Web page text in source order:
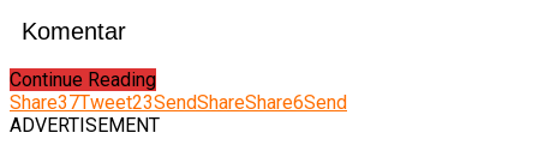
Komentar
Continue Reading
Share37Tweet23SendShareShare6Send
ADVERTISEMENT